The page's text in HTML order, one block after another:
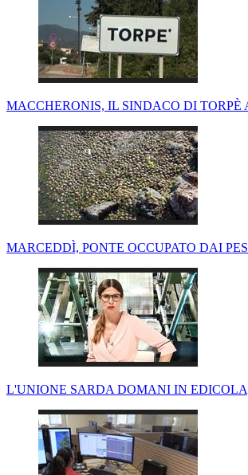
MACCHERONIS, IL SINDACO DI TORPÈ
MARCEDDÌ, PONTE OCCUPATO DAI
L'UNIONE SARDA DOMANI IN